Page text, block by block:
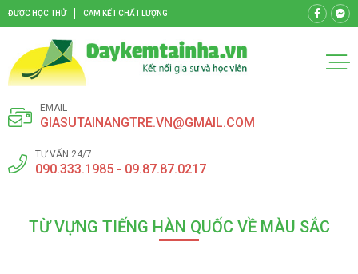
ĐƯỢC HỌC THỬ CAM KẾT CHẤT LƯỢNG
EMAIL
GIASUTAINANGTRE.VN@GMAIL.COM
TƯ VẤN 24/7
090.333.1985 - 09.87.87.0217
TỪ VỰNG TIẾNG HÀN QUỐC VỀ MÀU SẮC